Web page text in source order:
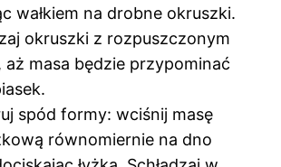
wałkiem na drobne okruszki.
okruszki z rozpuszczonym
aż masa będzie przypominać
spód formy: wciśnij masę
równomiernie na dno